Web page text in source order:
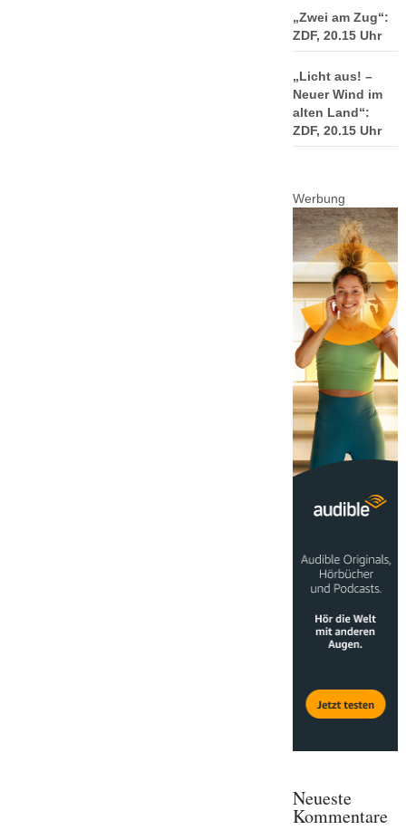
„Zwei am Zug“:
ZDF, 20.15 Uhr
„Licht aus! –
Neuer Wind im
alten Land“:
ZDF, 20.15 Uhr
Werbung
Neueste
Kommentare